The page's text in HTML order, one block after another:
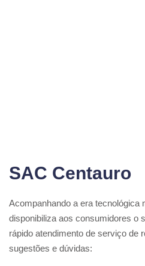
SAC Centauro
Acompanhando a era tecnológica
disponibiliza aos consumidores o
rápido atendimento de serviço de
sugestões e dúvidas: